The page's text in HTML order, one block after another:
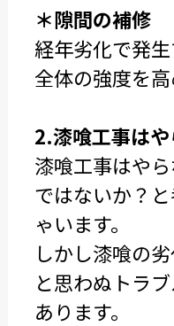
＊隙間の補修
経年劣化で発
全体の強度を高
2.漆喰工事は
漆喰工事はや
ではないか？
ゃいます。
しかし漆喰の
と思わぬトラ
あります。